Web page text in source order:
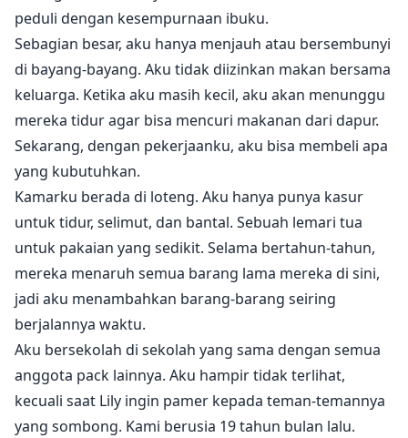
peduli dengan kesempurnaan ibuku.
Sebagian besar, aku hanya menjauh atau bersembunyi
di bayang-bayang. Aku tidak diizinkan makan bersama
keluarga. Ketika aku masih kecil, aku akan menunggu
mereka tidur agar bisa mencuri makanan dari dapur.
Sekarang, dengan pekerjaanku, aku bisa membeli apa
yang kubutuhkan.
Kamarku berada di loteng. Aku hanya punya kasur
untuk tidur, selimut, dan bantal. Sebuah lemari tua
untuk pakaian yang sedikit. Selama bertahun-tahun,
mereka menaruh semua barang lama mereka di sini,
jadi aku menambahkan barang-barang seiring
berjalannya waktu.
Aku bersekolah di sekolah yang sama dengan semua
anggota pack lainnya. Aku hampir tidak terlihat,
kecuali saat Lily ingin pamer kepada teman-temannya
yang sombong. Kami berusia 19 tahun bulan lalu.